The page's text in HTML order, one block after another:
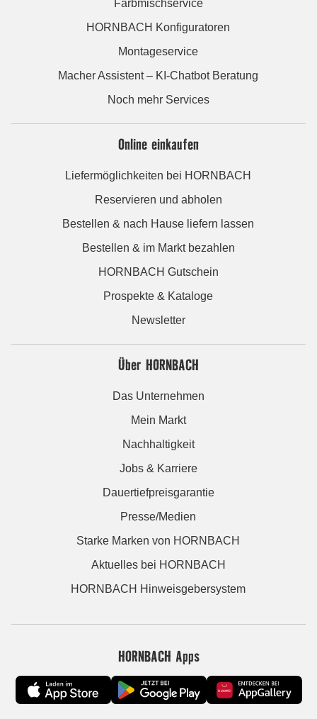
Farbmischservice
HORNBACH Konfiguratoren
Montageservice
Macher Assistent – KI-Chatbot Beratung
Noch mehr Services
Online einkaufen
Liefermöglichkeiten bei HORNBACH
Reservieren und abholen
Bestellen & nach Hause liefern lassen
Bestellen & im Markt bezahlen
HORNBACH Gutschein
Prospekte & Kataloge
Newsletter
Über HORNBACH
Das Unternehmen
Mein Markt
Nachhaltigkeit
Jobs & Karriere
Dauertiefpreisgarantie
Presse/Medien
Starke Marken von HORNBACH
Aktuelles bei HORNBACH
HORNBACH Hinweisgebersystem
HORNBACH Apps